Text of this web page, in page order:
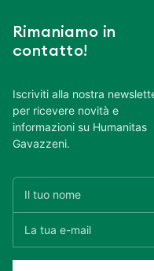
Rimaniamo in
contatto!
Iscriviti alla nostra
per ricevere novità e
informazioni su Humanitas
Gavazzeni.